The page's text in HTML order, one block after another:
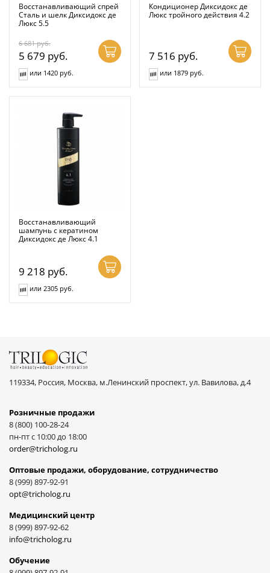
Восстанавливающий спрей
Сталь и шелк Диксидокс де
Люкс 5.5
6 681руб.
5 679 руб.
или 1420 руб.
Кондиционер Диксидокс де
Люкс тройного действия 4.2
7 516 руб.
или 1879 руб.
Восстанавливающий
шампунь с кератином
Диксидокс де Люкс 4.1
9 218 руб.
или 2305 руб.
119334, Россия, Москва, м.Ленинский проспект, ул. Вавилова, д.4
Розничные продажи
8 (800) 100-28-24
пн-пт с 10:00 до 18:00
order@tricholog.ru
Оптовые продажи, оборудование, cотрудничество
8 (999) 897-92-91
opt@tricholog.ru
Медицинский центр
8 (999) 897-92-62
info@tricholog.ru
Обучение